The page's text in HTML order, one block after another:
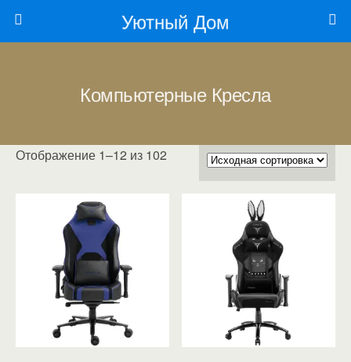
Уютный Дом
Компьютерные Кресла
Отображение 1–12 из 102